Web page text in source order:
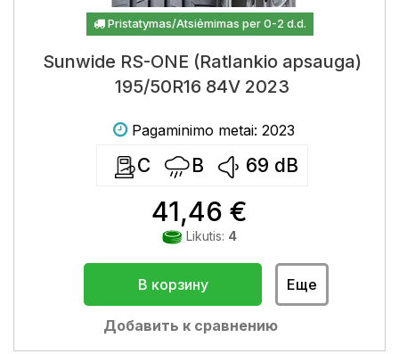
Pristatymas/Atsiėmimas per 0-2 d.d.
Sunwide RS-ONE (Ratlankio apsauga)
195/50R16 84V 2023
Pagaminimo metai: 2023
C B 69 dB
41,46 €
Likutis: 4
В корзину Еще
Добавить к сравнению